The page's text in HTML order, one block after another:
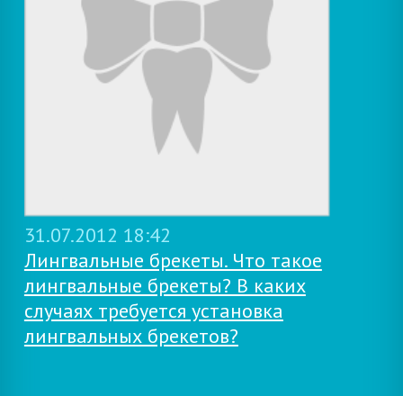
31.07.2012 18:42
Лингвальные брекеты. Что такое
лингвальные брекеты? В каких
случаях требуется установка
лингвальных брекетов?